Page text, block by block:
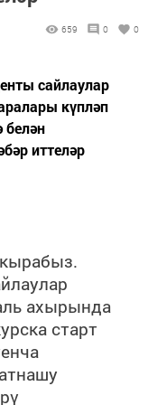
659 0 0
сайлаулар
күпләп
белән
иттеләр
ахырында
старт